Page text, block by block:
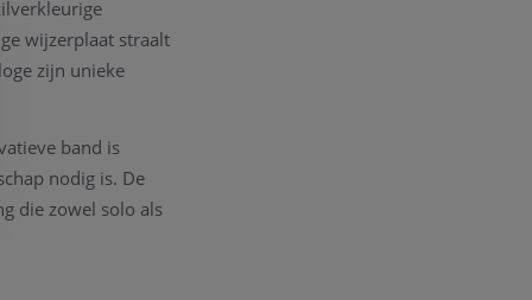
wijzerplaat straalt
zijn unieke
band is
nodig is. De
die zowel solo als